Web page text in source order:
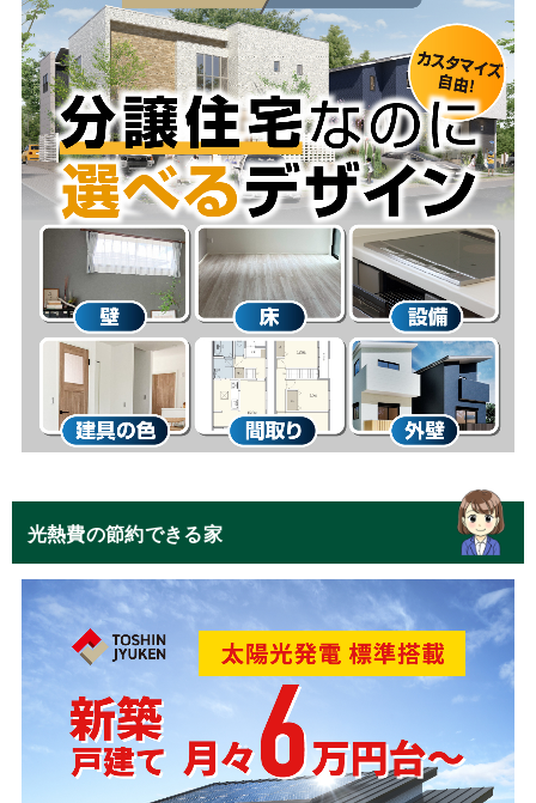
光熱費の節約できる家